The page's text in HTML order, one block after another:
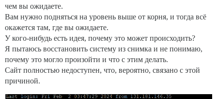
чем вы ожидаете.
Вам нужно подняться на уровень выше от корня, и тогда всё
окажется там, где вы ожидаете.
У кого-нибудь есть идея, почему это может происходить?
Я пытаюсь восстановить систему из снимка и не понимаю,
почему это могло произойти и что с этим делать.
Сайт полностью недоступен, что, вероятно, связано с этой
причиной.